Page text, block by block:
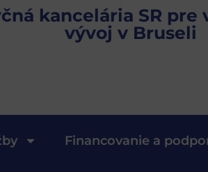
kancelária SR pre
vývoj v Bruseli
Financovanie a